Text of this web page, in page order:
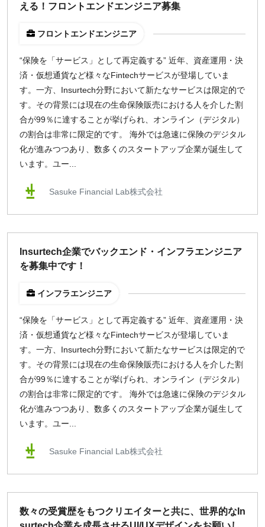
える！フロントエンドエンジニア募集
フロントエンドエンジニア
“保険を「サービス」として再定義する” 近年、資産運用・決
済・仮想通貨など様々なFintechサービスが登場していま
す。一方、Insurtech分野において新たなサービスは限定的で
す。その背景には現在の生命保険販売における人を介した割
合が99％に達することが挙げられ、オンライン（デジタル）
の割合は非常に限定的です。 海外では急速に保険のデジタル
化が進みつつあり、数多くのスタートアップ企業が誕生して
います。ユー...
Sasuke Financial Lab株式会社
Insurtech企業でバックエンド・インフラエンジニア
を募集中です！
インフラエンジニア
“保険を「サービス」として再定義する” 近年、資産運用・決
済・仮想通貨など様々なFintechサービスが登場していま
す。一方、Insurtech分野において新たなサービスは限定的で
す。その背景には現在の生命保険販売における人を介した割
合が99％に達することが挙げられ、オンライン（デジタル）
の割合は非常に限定的です。 海外では急速に保険のデジタル
化が進みつつあり、数多くのスタートアップ企業が誕生して
います。ユー...
Sasuke Financial Lab株式会社
数々の受賞歴をもつクリエイターと共に、世界的なIn